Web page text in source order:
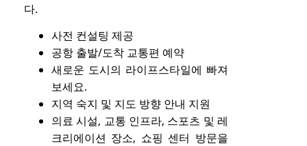
다.
사전 컨설팅 제공
공항 출발/도착 교통편 예약
새로운 도시의 라이프스타일에 빠져
보세요.
지역 숙지 및 지도 방향 안내 지원
의료 시설, 교통 인프라, 스포츠 및 레
크리에이션 장소, 쇼핑 센터 방문을